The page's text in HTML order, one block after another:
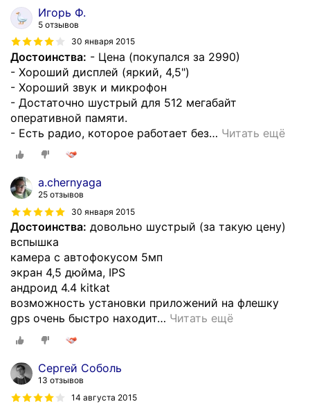
Игорь Ф.
5 отзывов
30 января 2015
Достоинства: - Цена (покупался за 2990)
- Хороший дисплей (яркий, 4,5")
- Хороший звук и микрофон
- Достаточно шустрый для 512 мегабайт
оперативной памяти.
- Есть радио, которое работает без… Читать ещё
a.chernyaga
25 отзывов
30 января 2015
Достоинства: довольно шустрый (за такую цену)
вспышка
камера с автофокусом 5мп
экран 4,5 дюйма, IPS
андроид 4.4 kitkat
возможность установки приложений на флешку
gps очень быстро находит… Читать ещё
Сергей Соболь
13 отзывов
14 августа 2015